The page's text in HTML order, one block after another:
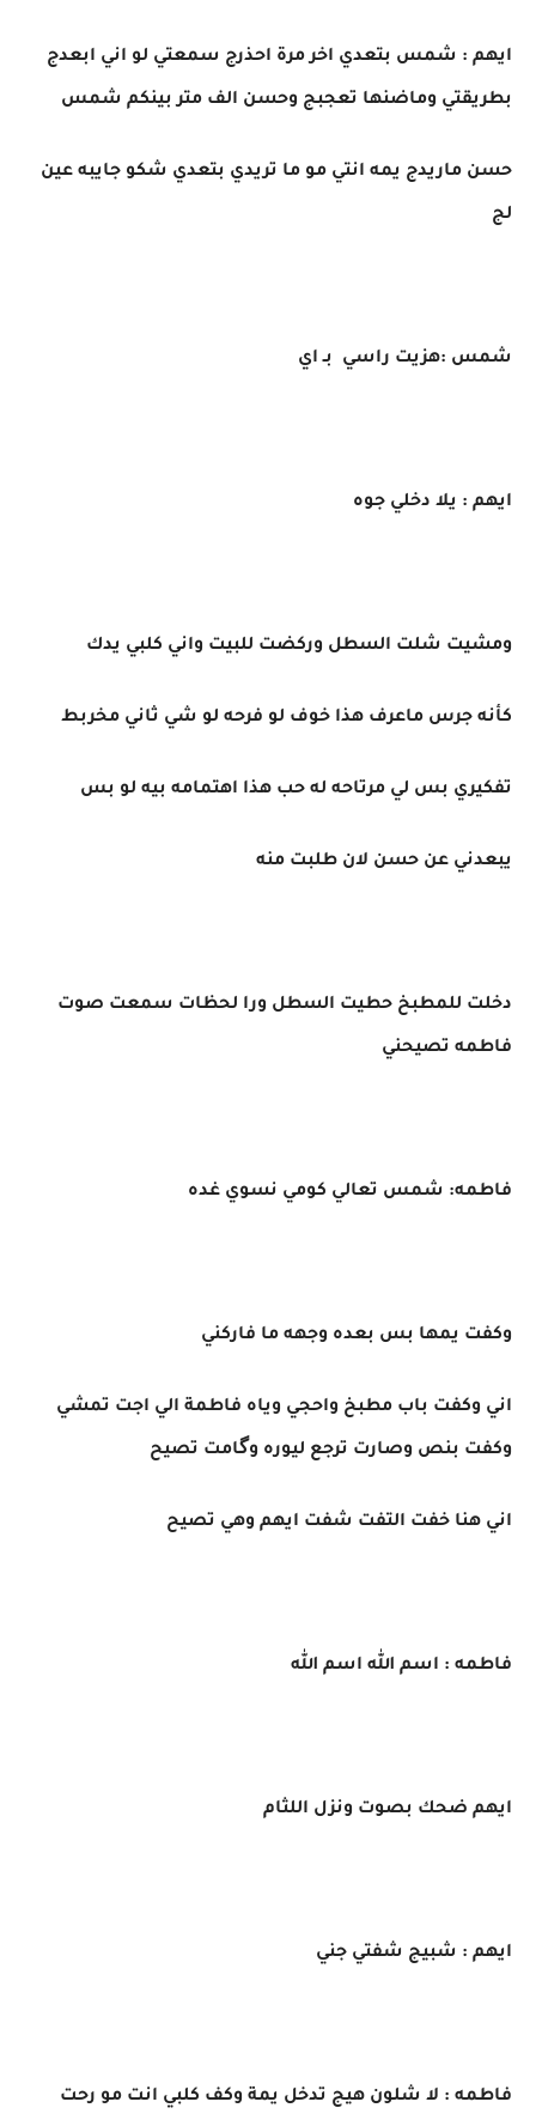
ايهم : شمس بتعدي اخر مرة احذرج سمعتي لو اني ابعدج
بطريقتي وماضنها تعجبج وحسن الف متر بينكم شمس
حسن ماريدج يمه انتي مو ما تريدي بتعدي شكو جايبه عين
لج
شمس :هزيت راسي بـ اي
ايهم : يلا دخلي جوه
ومشيت شلت السطل وركضت للبيت واني كلبي يدك
كأنه جرس ماعرف هذا خوف لو فرحه لو شي ثاني مخربط
تفكيري بس لي مرتاحه له حب هذا اهتمامه بيه لو بس
يبعدني عن حسن لان طلبت منه
دخلت للمطبخ حطيت السطل ورا لحظات سمعت صوت
فاطمه تصيحني
فاطمه: شمس تعالي كومي نسوي غده
وكفت يمها بس بعده وجهه ما فاركني
اني وكفت باب مطبخ واحجي وياه فاطمة الي اجت تمشي
وكفت بنص وصارت ترجع ليوره وگامت تصيح
اني هنا خفت التفت شفت ايهم وهي تصيح
فاطمه : اسم الله اسم الله
ايهم ضحك بصوت ونزل اللثام
ايهم : شبيج شفتي جني
فاطمه : لا شلون هيج تدخل يمة وكف كلبي انت مو رحت